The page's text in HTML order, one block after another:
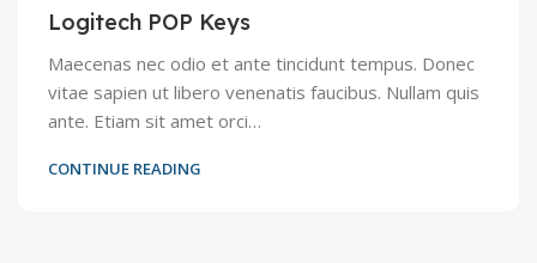
Logitech POP Keys
Maecenas nec odio et ante tincidunt tempus. Donec
vitae sapien ut libero venenatis faucibus. Nullam quis
ante. Etiam sit amet orci…
CONTINUE READING